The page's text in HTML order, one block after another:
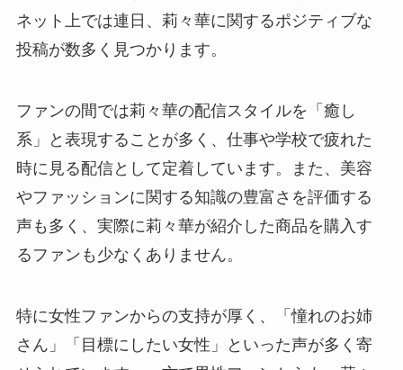
ネット上では連日、莉々華に関するポジティブな
投稿が数多く見つかります。
ファンの間では莉々華の配信スタイルを「癒し
系」と表現することが多く、仕事や学校で疲れた
時に見る配信として定着しています。また、美容
やファッションに関する知識の豊富さを評価する
声も多く、実際に莉々華が紹介した商品を購入す
るファンも少なくありません。
特に女性ファンからの支持が厚く、「憧れのお姉
さん」「目標にしたい女性」といった声が多く寄